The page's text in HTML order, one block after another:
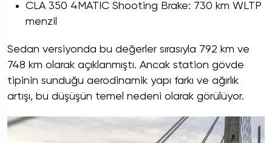
CLA 350 4MATIC Shooting Brake: 730 km WLTP
menzil
Sedan versiyonda bu değerler sırasıyla 792 km ve
748 km olarak açıklanmıştı. Ancak station gövde
tipinin sunduğu aerodinamik yapı farkı ve ağırlık
artışı, bu düşüşün temel nedeni olarak görülüyor.